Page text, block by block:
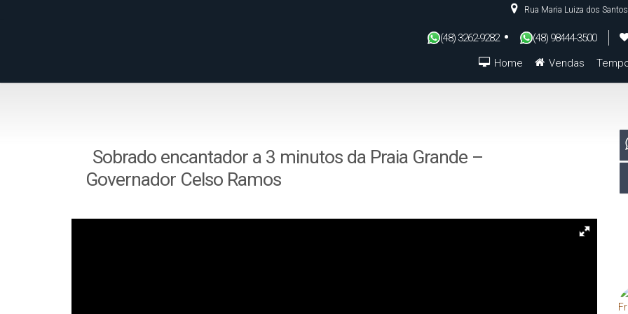
Rua Maria Luiza dos Santos
(48) 3262-9282 (48) 98444-3500
Vendas
Home
Sobrado encantador a 3 minutos da Praia Grande –
Governador Celso Ramos